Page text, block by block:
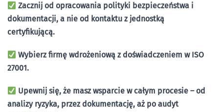
Zacznij od opracowania polityki bezpieczeństwa i
dokumentacji, a nie od kontaktu z jednostką
certyfikującą.
Wybierz firmę wdrożeniową z doświadczeniem w ISO
27001.
Upewnij się, że masz wsparcie w całym procesie – od
analizy ryzyka, przez dokumentację, aż po audyt